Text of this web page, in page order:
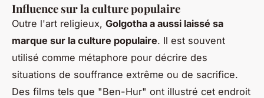
Influence sur la culture populaire
Outre l'art religieux, Golgotha a aussi laissé sa
marque sur la culture populaire. Il est souvent
utilisé comme métaphore pour décrire des
situations de souffrance extrême ou de sacrifice.
Des films tels que "Ben-Hur" ont illustré cet endroit